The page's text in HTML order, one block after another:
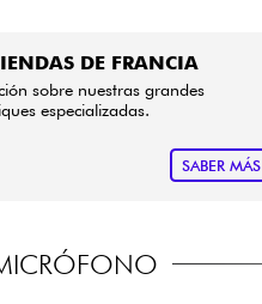
DE FRANCIA
sobre nuestras grandes
especializadas.
SABER MÁS